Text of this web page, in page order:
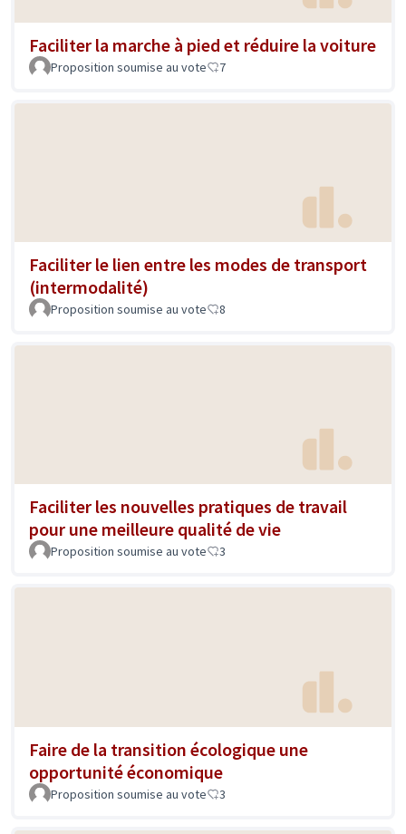
Faciliter la marche à pied et réduire la voiture
Proposition soumise au vote 7
Faciliter le lien entre les modes de transport
(intermodalité)
Proposition soumise au vote 8
Faciliter les nouvelles pratiques de travail
pour une meilleure qualité de vie
Proposition soumise au vote 3
Faire de la transition écologique une
opportunité économique
Proposition soumise au vote 3